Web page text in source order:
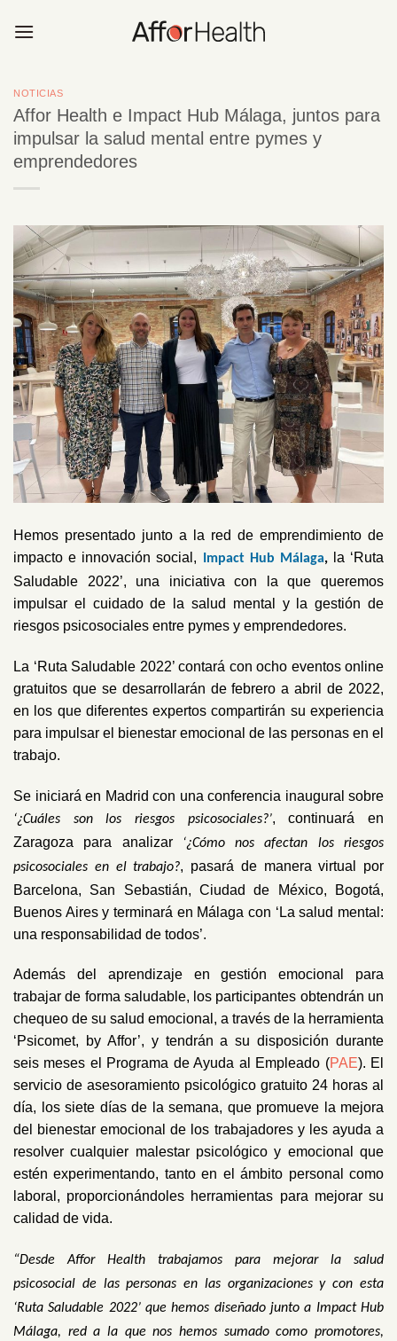
NOTICIAS
Affor Health e Impact Hub Málaga, juntos para
impulsar la salud mental entre pymes y
emprendedores
Hemos presentado junto a la red de emprendimiento de
impacto e innovación social,
Impact Hub Málaga,la ‘Ruta
Saludable 2022’, una iniciativa con la que queremos
impulsar el cuidado de la salud mental y la gestión de
riesgos psicosociales entre pymes y emprendedores.
La ‘Ruta Saludable 2022’ contará con ocho eventos online
gratuitos que se desarrollarán de febrero a abril de 2022,
en los que diferentes expertos compartirán su experiencia
para impulsar el bienestar emocional de las personas en el
trabajo.
Se iniciará en Madrid con una conferencia inaugural sobre
‘¿Cuáles son los riesgos psicosociales?’, continuará en
Zaragoza para analizar
‘¿Cómo nos afectan los riesgos
psicosociales en el trabajo?, pasará de manera virtual por
Barcelona, San Sebastián, Ciudad de México, Bogotá,
Buenos Aires y terminará en Málaga con ‘La salud mental:
una responsabilidad de todos’.
Además del aprendizaje en gestión emocional para
trabajar de forma saludable, los participantes obtendrán un
chequeo de su salud emocional, a través de la herramienta
‘Psicomet, by Affor’, y tendrán a su disposición durante
seis meses el Programa de Ayuda al Empleado (PAE). El
servicio de asesoramiento psicológico gratuito 24 horas al
día, los siete días de la semana, que promueve la mejora
del bienestar emocional de los trabajadores y les ayuda a
resolver cualquier malestar psicológico y emocional que
estén experimentando, tanto en el ámbito personal como
laboral, proporcionándoles herramientas para mejorar su
calidad de vida.
“Desde Affor Health trabajamos para mejorar la salud
psicosocial de las personas en las organizaciones y con esta
‘Ruta Saludable 2022’ que hemos diseñado junto a Impact Hub
Málaga, red a la que nos hemos sumado como promotores,